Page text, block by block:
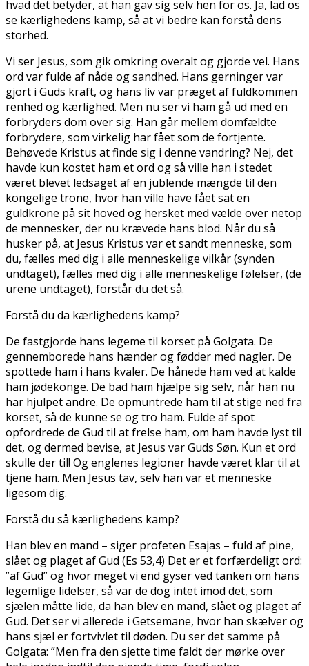
hvad det betyder, at han gav sig selv hen for os. Ja, lad os
se kærlighedens kamp, så at vi bedre kan forstå dens
storhed.
Vi ser Jesus, som gik omkring overalt og gjorde vel. Hans
ord var fulde af nåde og sandhed. Hans gerninger var
gjort i Guds kraft, og hans liv var præget af fuldkommen
renhed og kærlighed. Men nu ser vi ham gå ud med en
forbryders dom over sig. Han går mellem domfældte
forbrydere, som virkelig har fået som de fortjente.
Behøvede Kristus at finde sig i denne vandring? Nej, det
havde kun kostet ham et ord og så ville han i stedet
været blevet ledsaget af en jublende mængde til den
kongelige trone, hvor han ville have fået sat en
guldkrone på sit hoved og hersket med vælde over netop
de mennesker, der nu krævede hans blod. Når du så
husker på, at Jesus Kristus var et sandt menneske, som
du, fælles med dig i alle menneskelige vilkår (synden
undtaget), fælles med dig i alle menneskelige følelser, (de
urene undtaget), forstår du det så.
Forstå du da kærlighedens kamp?
De fastgjorde hans legeme til korset på Golgata. De
gennemborede hans hænder og fødder med nagler. De
spottede ham i hans kvaler. De hånede ham ved at kalde
ham jødekonge. De bad ham hjælpe sig selv, når han nu
har hjulpet andre. De opmuntrede ham til at stige ned fra
korset, så de kunne se og tro ham. Fulde af spot
opfordrede de Gud til at frelse ham, om ham havde lyst til
det, og dermed bevise, at Jesus var Guds Søn. Kun et ord
skulle der til! Og englenes legioner havde været klar til at
tjene ham. Men Jesus tav, selv han var et menneske
ligesom dig.
Forstå du så kærlighedens kamp?
Han blev en mand – siger profeten Esajas – fuld af pine,
slået og plaget af Gud (Es 53,4) Det er et forfærdeligt ord:
”af Gud” og hvor meget vi end gyser ved tanken om hans
legemlige lidelser, så var de dog intet imod det, som
sjælen måtte lide, da han blev en mand, slået og plaget af
Gud. Det ser vi allerede i Getsemane, hvor han skælver og
hans sjæl er fortvivlet til døden. Du ser det samme på
Golgata: ”Men fra den sjette time faldt der mørke over